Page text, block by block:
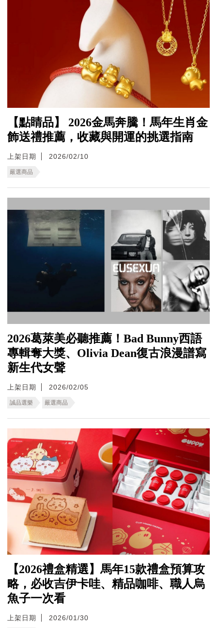
【點睛品】 2026金馬奔騰！馬年生肖金
飾送禮推薦，收藏與開運的挑選指南
上架日期 2026/02/10
嚴選商品
2026葛萊美必聽推薦！Bad Bunny西語
專輯奪大獎、Olivia Dean復古浪漫譜寫
新生代女聲
上架日期 2026/02/05
誠品選樂 嚴選商品
【2026禮盒精選】馬年15款禮盒預算攻
略，必收吉伊卡哇、精品咖啡、職人烏
魚子一次看
上架日期 2026/01/30